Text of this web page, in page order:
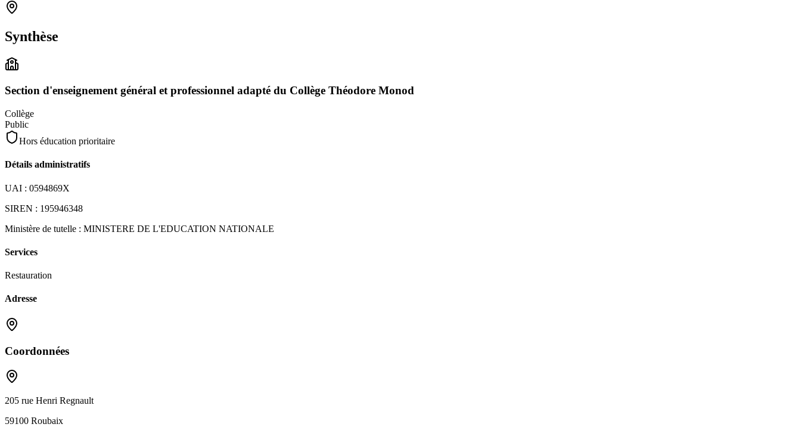
Synthèse
Section d'enseignement général et professionnel adapté du Collège Théodore Monod
Collège
Public
Hors éducation prioritaire
Détails administratifs
UAI : 0594869X
SIREN : 195946348
Ministère de tutelle : MINISTERE DE L'EDUCATION NATIONALE
Services
Restauration
Adresse
Coordonnées
205 rue Henri Regnault
59100 Roubaix